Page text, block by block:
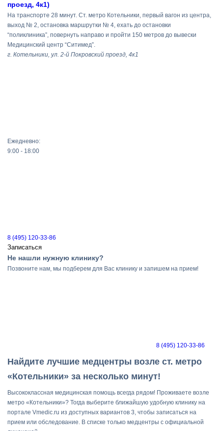
проезд, 4к1)
На транспорте 28 минут. Ст. метро Котельники, первый вагон из центра,
выход № 2, остановка маршрутки № 4, ехать до остановки
“поликлиника”, повернуть направо и пройти 150 метров до вывески
Медицинский центр “Ситимед”.
г. Котельники, ул. 2-й Покровский проезд, 4к1
Ежедневно:
9:00 - 18:00
8 (495) 120-33-86
Записаться
Не нашли нужную клинику?
Позвоните нам, мы подберем для Вас клинику и запишем на прием!
8 (495) 120-33-86
Найдите лучшие медцентры возле ст. метро
«Котельники» за несколько минут!
Высококлассная медицинская помощь всегда рядом! Проживаете возле
метро «Котельники»? Тогда выберите ближайшую удобную клинику на
портале Vmedic.ru из доступных вариантов 3, чтобы записаться на
прием или обследование. В списке только медцентры с официальной